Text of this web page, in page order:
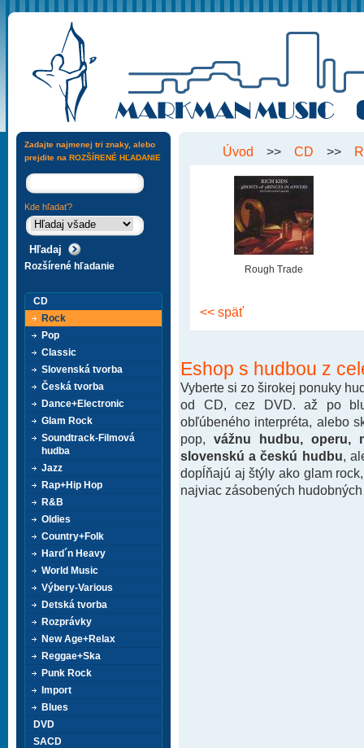
Úvod >> CD >>
Rough Trade
<< späť
Eshop s hudbou z
Vyberte si zo širokej ponuky
od CD, cez DVD. až po
obľúbeného interpréta, alebo
pop, vážnu hudbu, operu,
slovenskú a českú hudbu ,
dopĺňajú aj štýly ako glam
najviac zásobených
Zadajte najmenej tri znaky, alebo
prejdite na ROZŠÍRENÉ HĽADANIE
Kde hľadať?
Rozšírené hľadanie
CD
Rock
Pop
Classic
Slovenská tvorba
Česká tvorba
Dance+Electronic
Glam Rock
Soundtrack-Filmová
hudba
Jazz
Rap+Hip Hop
R&B
Oldies
Country+Folk
Hard´n Heavy
World Music
Výbery-Various
Detská tvorba
Rozprávky
New Age+Relax
Reggae+Ska
Punk Rock
Import
Blues
DVD
SACD